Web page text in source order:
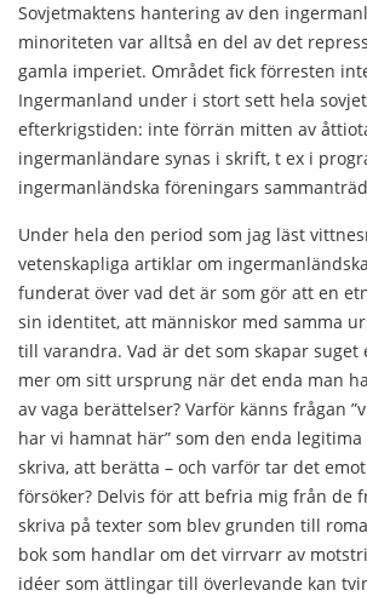
Sovjetmaktens hantering av den
minoriteten var alltså en del av det
gamla imperiet. Området fick förresten
Ingermanland under i stort sett hela
efterkrigstiden: inte förrän mitten av
ingermanländare synas i skrift, t ex i
ingermanländska föreningars
Under hela den period som jag läst
vetenskapliga artiklar om
funderat över vad det är som gör att en
sin identitet, att människor med samma
till varandra. Vad är det som skapar suget
mer om sitt ursprung när det enda man
av vaga berättelser? Varför känns frågan
har vi hamnat här” som den enda
skriva, att berätta – och varför tar det
försöker? Delvis för att befria mig från de
skriva på texter som blev grunden till
bok som handlar om det virrvarr av
idéer som ättlingar till överlevande kan